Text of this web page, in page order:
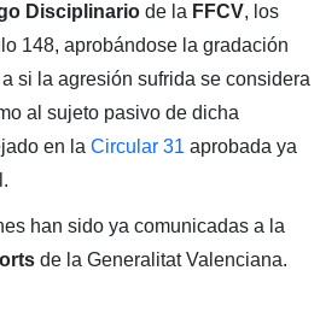
Disciplinariode la FFCV, los
148, aprobándose la gradación
si la agresión sufrida se considera
al sujeto pasivo de dicha
en la Circular 31 aprobada ya
han sido ya comunicadas a la
de la Generalitat Valenciana.